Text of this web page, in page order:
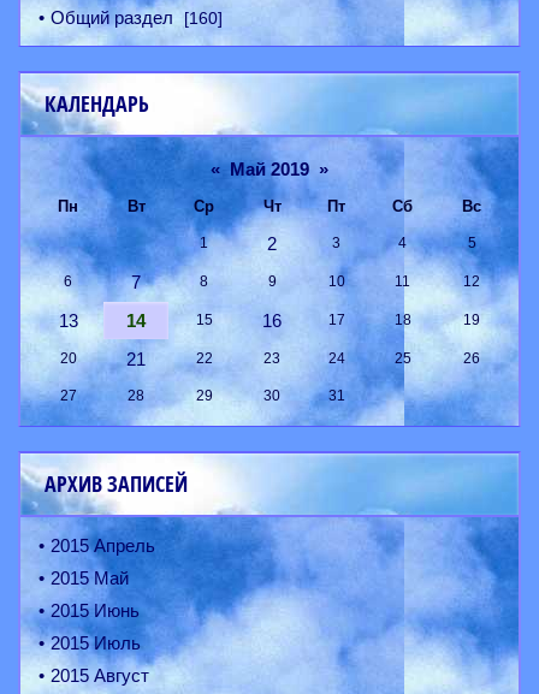
Общий раздел [160]
КАЛЕНДАРЬ
« Май 2019 »
Пн Вт Ср Чт Пт Сб Вс
1 2 3 4 5
6 7 8 9 10 11 12
13 14 15 16 17 18 19
20 21 22 23 24 25 26
27 28 29 30 31
АРХИВ ЗАПИСЕЙ
2015 Апрель
2015 Май
2015 Июнь
2015 Июль
2015 Август